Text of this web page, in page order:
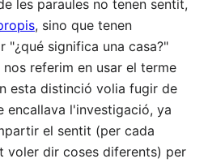
les paraules no tenen sentit,
, sino que tenen
"¿qué significa una casa?"
referim en usar el terme
esta distinció volia fugir de
encallava l'investigació, ya
el sentit (per cada
voler dir coses diferents) per